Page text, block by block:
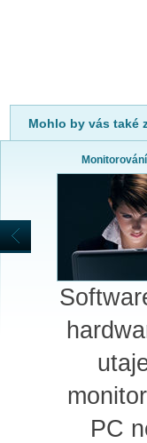
Mohlo by vás také
PC